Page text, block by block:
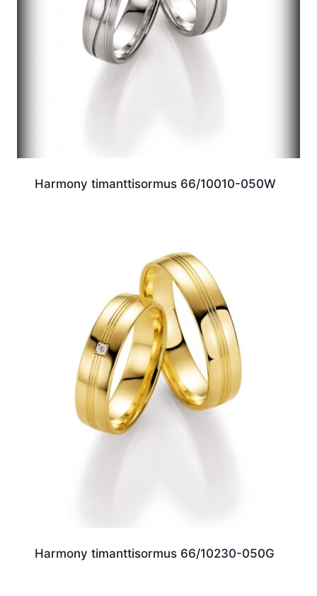
Harmony timanttisormus 66/10010-050W
Harmony timanttisormus 66/10230-050G